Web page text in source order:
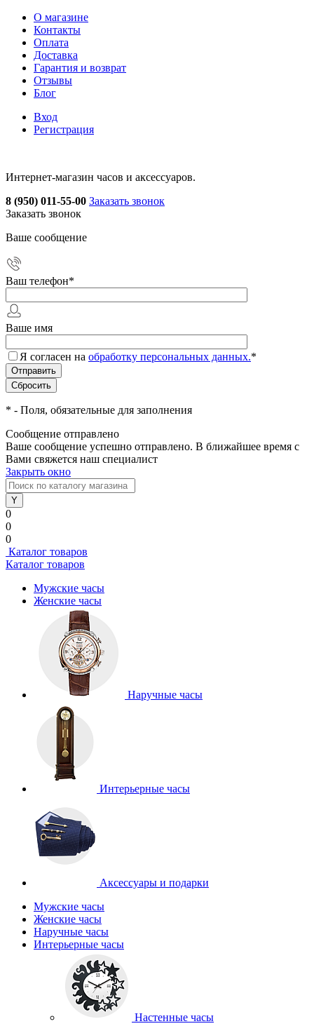
О магазине
Контакты
Оплата
Доставка
Гарантия и возврат
Отзывы
Блог
Вход
Регистрация
Интернет-магазин часов и аксессуаров.
8 (950) 011-55-00 Заказать звонок
Заказать звонок
Ваше сообщение
Ваш телефон*
Ваше имя
Я согласен на обработку персональных данных.*
* - Поля, обязательные для заполнения
Сообщение отправлено
Ваше сообщение успешно отправлено. В ближайшее время с
Вами свяжется наш специалист
Закрыть окно
0
0
0
Каталог товаров
Каталог товаров
Мужские часы
Женские часы
Наручные часы
Интерьерные часы
Аксессуары и подарки
Мужские часы
Женские часы
Наручные часы
Интерьерные часы
Настенные часы